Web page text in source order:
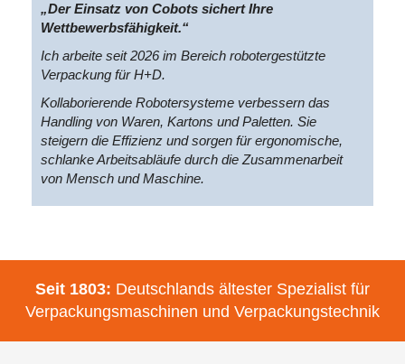
„Der Einsatz von Cobots sichert Ihre
Wettbewerbsfähigkeit.“
Ich arbeite seit 2026 im Bereich robotergestützte
Verpackung für H+D.
Kollaborierende Robotersysteme verbessern das
Handling von Waren, Kartons und Paletten. Sie
steigern die Effizienz und sorgen für ergonomische,
schlanke Arbeitsabläufe durch die Zusammenarbeit
von Mensch und Maschine.
Seit 1803: Deutschlands ältester Spezialist für
Verpackungsmaschinen und Verpackungstechnik